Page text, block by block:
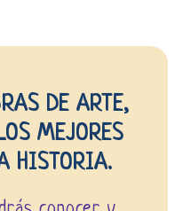
DE ARTE,
MEJORES
HISTORIA.